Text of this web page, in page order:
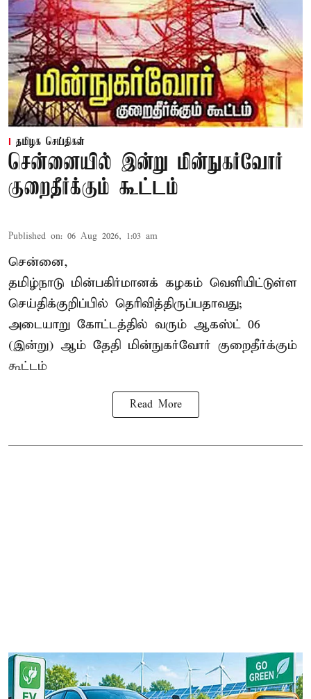
தமிழக செய்திகள்
சென்னையில் இன்று மின்நுகர்வோர்
குறைதீர்க்கும் கூட்டம்
Published on: 06 Aug 2026, 1:03 am
சென்னை,
தமிழ்நாடு மின்பகிர்மானக் கழகம் வெளியிட்டுள்ள
செய்திக்குறிப்பில் தெரிவித்திருப்பதாவது;
அடையாறு கோட்டத்தில் வரும் ஆகஸ்ட் 06
(இன்று) ஆம் தேதி மின்நுகர்வோர் குறைதீர்க்கும்
கூட்டம்
Read More